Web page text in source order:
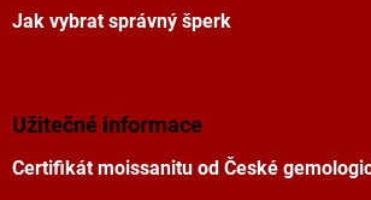
Jak vybrat správný šperk
Užitečné informace
Certifikát moissanitu od České